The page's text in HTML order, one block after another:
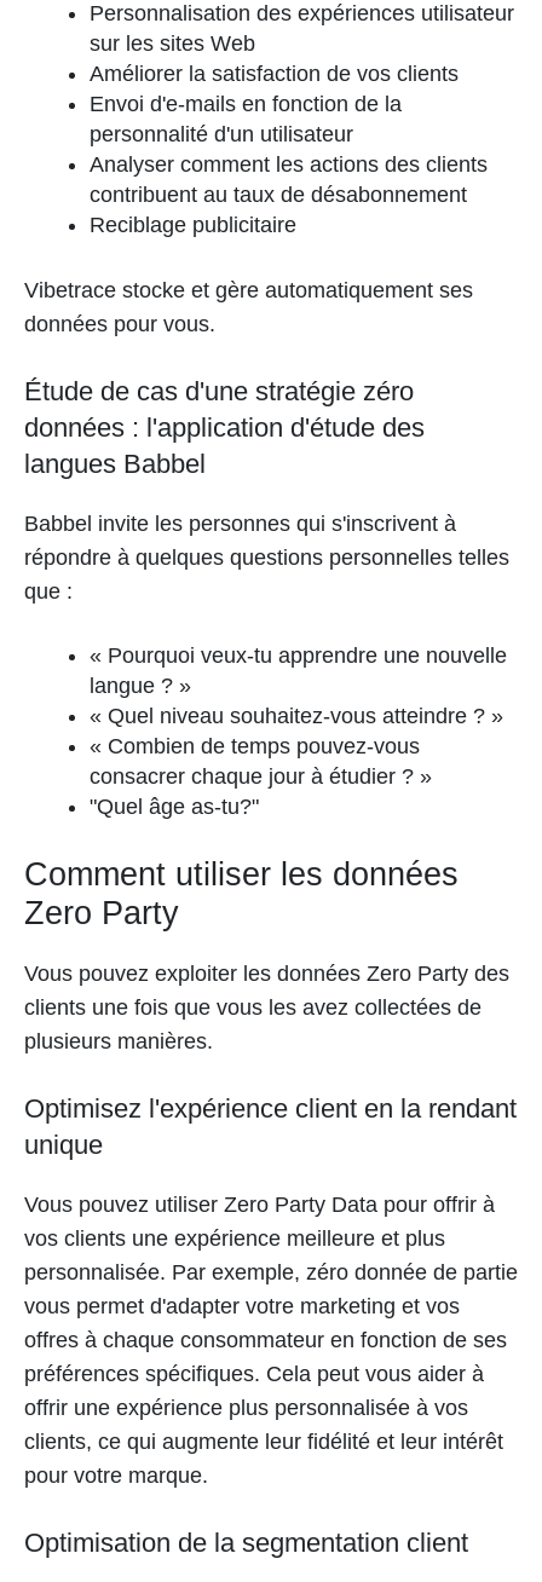
Personnalisation des expériences utilisateur
sur les sites Web
Améliorer la satisfaction de vos clients
Envoi d'e-mails en fonction de la
personnalité d'un utilisateur
Analyser comment les actions des clients
contribuent au taux de désabonnement
Reciblage publicitaire
Vibetrace stocke et gère automatiquement ses
données pour vous.
Étude de cas d'une stratégie zéro
données : l'application d'étude des
langues Babbel
Babbel invite les personnes qui s'inscrivent à
répondre à quelques questions personnelles telles
que :
« Pourquoi veux-tu apprendre une nouvelle
langue ? »
« Quel niveau souhaitez-vous atteindre ? »
« Combien de temps pouvez-vous
consacrer chaque jour à étudier ? »
"Quel âge as-tu?"
Comment utiliser les données
Zero Party
Vous pouvez exploiter les données Zero Party des
clients une fois que vous les avez collectées de
plusieurs manières.
Optimisez l'expérience client en la rendant
unique
Vous pouvez utiliser Zero Party Data pour offrir à
vos clients une expérience meilleure et plus
personnalisée. Par exemple, zéro donnée de partie
vous permet d'adapter votre marketing et vos
offres à chaque consommateur en fonction de ses
préférences spécifiques. Cela peut vous aider à
offrir une expérience plus personnalisée à vos
clients, ce qui augmente leur fidélité et leur intérêt
pour votre marque.
Optimisation de la segmentation client